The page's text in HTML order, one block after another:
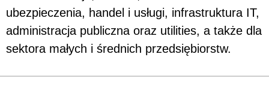
ubezpieczenia, handel i usługi, infrastruktura IT,
administracja publiczna oraz utilities, a także dla
sektora małych i średnich przedsiębiorstw.